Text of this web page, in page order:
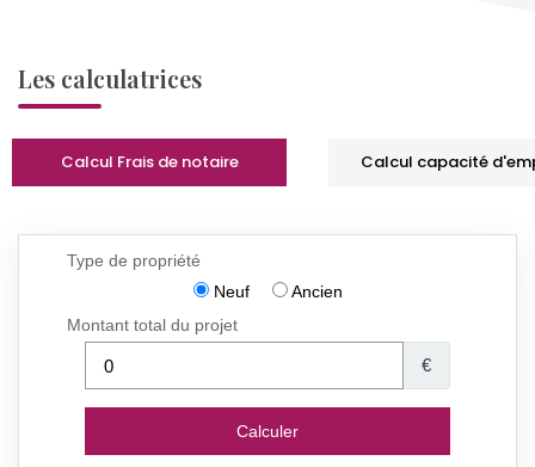
Les calculatrices
Calcul Frais de notaire Calcul capacité